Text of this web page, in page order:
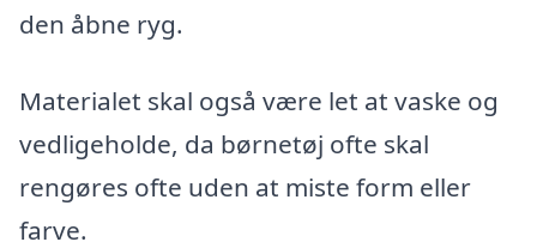
den åbne ryg.
Materialet skal også være let at vaske og
vedligeholde, da børnetøj ofte skal
rengøres ofte uden at miste form eller
farve.